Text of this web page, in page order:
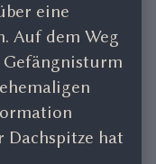
eine
Auf dem Weg
hat